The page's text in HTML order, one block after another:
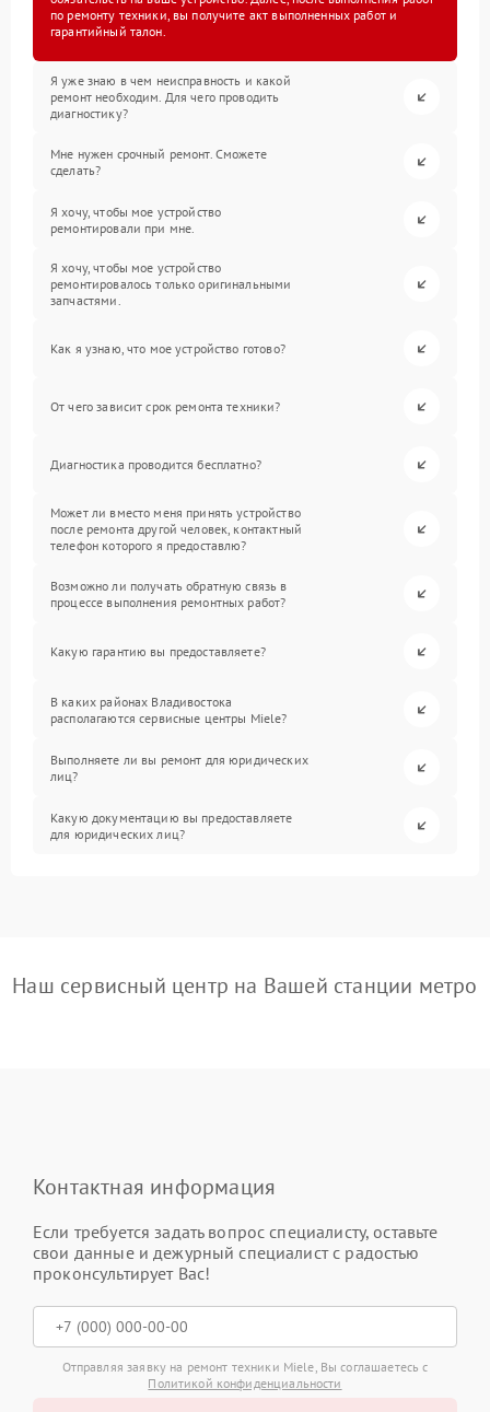
по ремонту техники, вы получите акт выполненных работ и
гарантийный талон.
Я уже знаю в чем неисправность и какой
ремонт необходим. Для чего проводить
диагностику?
Мне нужен срочный ремонт. Сможете
сделать?
Я хочу, чтобы мое устройство
ремонтировали при мне.
Я хочу, чтобы мое устройство
ремонтировалось только оригинальными
запчастями.
Как я узнаю, что мое устройство готово?
От чего зависит срок ремонта техники?
Диагностика проводится бесплатно?
Может ли вместо меня принять устройство
после ремонта другой человек, контактный
телефон которого я предоставлю?
Возможно ли получать обратную связь в
процессе выполнения ремонтных работ?
Какую гарантию вы предоставляете?
В каких районах Владивостока
располагаются сервисные центры Miele?
Выполняете ли вы ремонт для юридических
лиц?
Какую документацию вы предоставляете
для юридических лиц?
Наш сервисный центр на Вашей станции метро
Контактная информация
Если требуется задать вопрос специалисту, оставьте
свои данные и дежурный специалист с радостью
проконсультирует Вас!
Отправляя заявку на ремонт техники Miele, Вы соглашаетесь с
Политикой конфиденциальности